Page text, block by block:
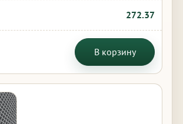
272.37
В корзину